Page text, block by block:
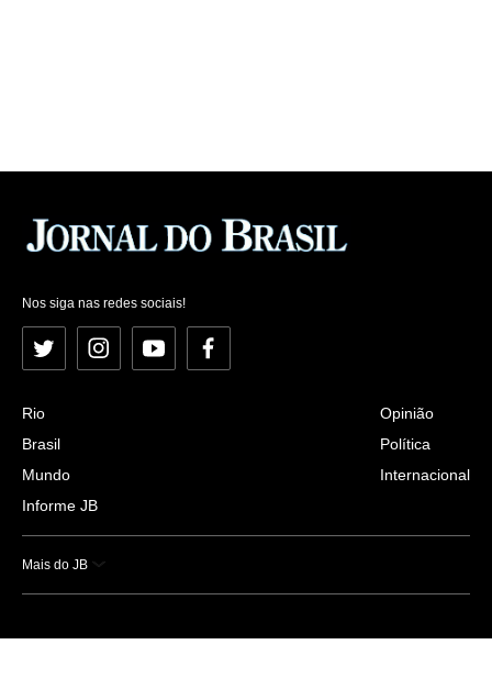
Nos siga nas redes sociais!
Twitter InstagramYouTubeFacebook
Rio
Brasil
Mundo
Informe JB
Opinião
Política
Internacional
Mais do JB
Esportes